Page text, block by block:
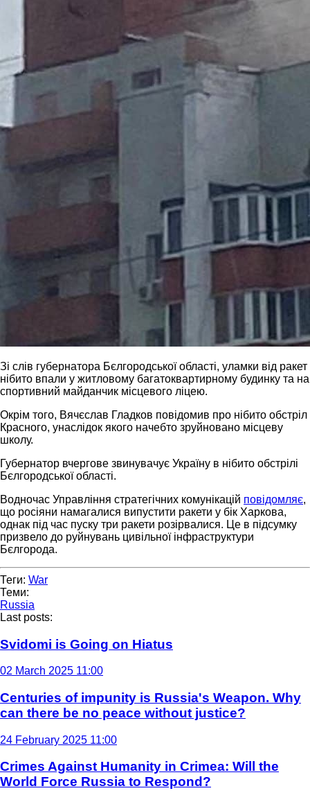
Зі слів губернатора Бєлгородської області, уламки від ракет
нібито впали у житловому багатоквартирному будинку та на
спортивний майданчик місцевого ліцею.
Окрім того, Вячєслав Гладков повідомив про нібито обстріл
Красного, унаслідок якого начебто зруйновано місцеву
школу.
Губернатор вчергове звинувачує Україну в нібито обстрілі
Бєлгородської області.
Водночас Управління стратегічних комунікацій повідомляє,
що росіяни намагалися випустити ракети у бік Харкова,
однак під час пуску три ракети розірвалися. Це в підсумку
призвело до руйнувань цивільної інфраструктури
Бєлгорода.
Теги: War
Теми:
Russia
Last posts:
Svidomi is Going on Hiatus
02 March 2025 11:00
Centuries of impunity is Russia's Weapon. Why
can there be no peace without justice?
24 February 2025 11:00
Crimes Against Humanity in Crimea: Will the
World Force Russia to Respond?